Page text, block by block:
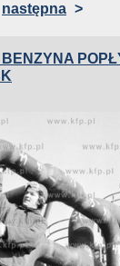
następna >